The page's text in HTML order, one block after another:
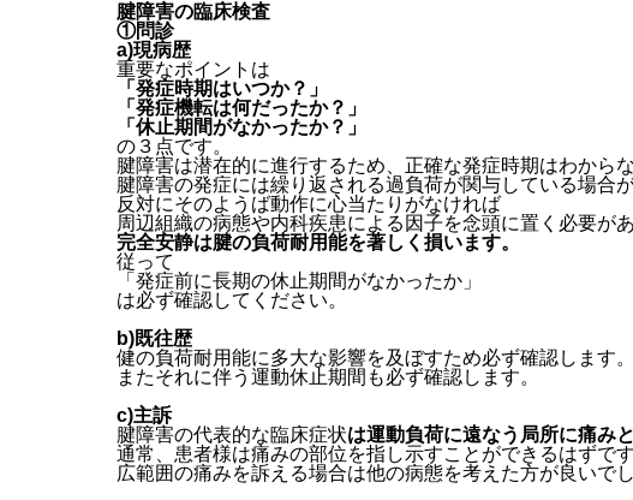
腱障害の臨床検査
①問診
a)現病歴
重要なポイントは
「発症時期はいつか？」
「発症機転は何だったか？」
「休止期間がなかったか？」
の３点です。
腱障害は潜在的に進行するため、正確な発症時期はわから
腱障害の発症には繰り返される過負荷が関与している場合
反対にそのようば動作に心当たりがなければ
周辺組織の病態や内科疾患による因子を念頭に置く必要があ
完全安静は腱の負荷耐用能を著しく損います。
従って
「発症前に長期の休止期間がなかったか」
は必ず確認してください。
b)既往歴
健の負荷耐用能に多大な影響を及ぼすため必ず確認します。
またそれに伴う運動休止期間も必ず確認します。
c)主訴
腱障害の代表的な臨床症状は運動負荷に遠なう局所に痛み
通常、患者様は痛みの部位を指し示すことができるはずです
広範囲の痛みを訴える場合は他の病態を考えた方が良いでし